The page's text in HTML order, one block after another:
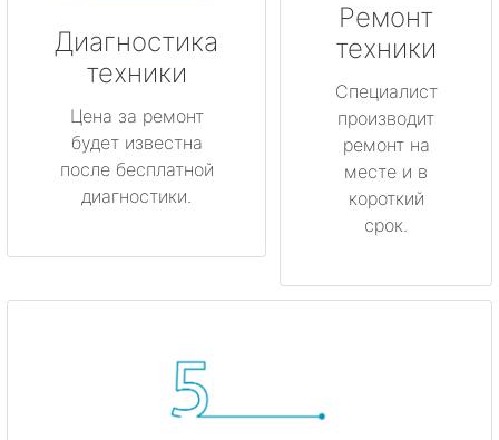
Диагностика
техники
Цена за ремонт
будет известна
после бесплатной
диагностики.
Ремонт
техники
Специалист
производит
ремонт на
месте и в
короткий
срок.